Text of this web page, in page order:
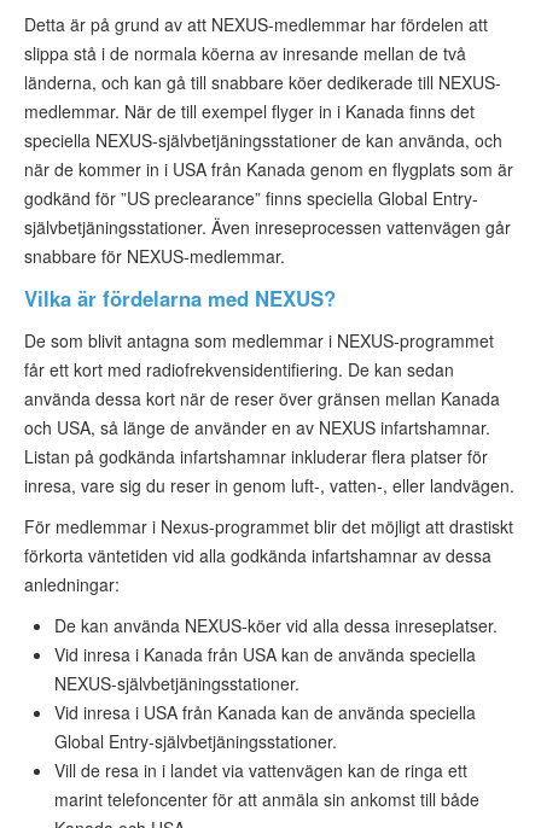
Detta är på grund av att NEXUS-medlemmar har fördelen att
slippa stå i de normala köerna av inresande mellan de två
länderna, och kan gå till snabbare köer dedikerade till NEXUS-
medlemmar. När de till exempel flyger in i Kanada finns det
speciella NEXUS-självbetjäningsstationer de kan använda, och
när de kommer in i USA från Kanada genom en flygplats som är
godkänd för ”US preclearance” finns speciella Global Entry-
självbetjäningsstationer. Även inreseprocessen vattenvägen går
snabbare för NEXUS-medlemmar.
Vilka är fördelarna med NEXUS?
De som blivit antagna som medlemmar i NEXUS-programmet
får ett kort med radiofrekvensidentifiering. De kan sedan
använda dessa kort när de reser över gränsen mellan Kanada
och USA, så länge de använder en av NEXUS infartshamnar.
Listan på godkända infartshamnar inkluderar flera platser för
inresa, vare sig du reser in genom luft-, vatten-, eller landvägen.
För medlemmar i Nexus-programmet blir det möjligt att drastiskt
förkorta väntetiden vid alla godkända infartshamnar av dessa
anledningar:
De kan använda NEXUS-köer vid alla dessa inreseplatser.
Vid inresa i Kanada från USA kan de använda speciella
NEXUS-självbetjäningsstationer.
Vid inresa i USA från Kanada kan de använda speciella
Global Entry-självbetjäningsstationer.
Vill de resa in i landet via vattenvägen kan de ringa ett
marint telefoncenter för att anmäla sin ankomst till både